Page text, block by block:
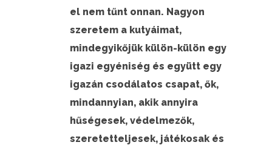
el nem tűnt onnan. Nagyon
szeretem a kutyáimat,
mindegyikőjük külön-külön egy
igazi egyéniség és együtt egy
igazán csodálatos csapat, ők,
mindannyian, akik annyira
hűségesek, védelmezők,
szeretetteljesek, játékosak és